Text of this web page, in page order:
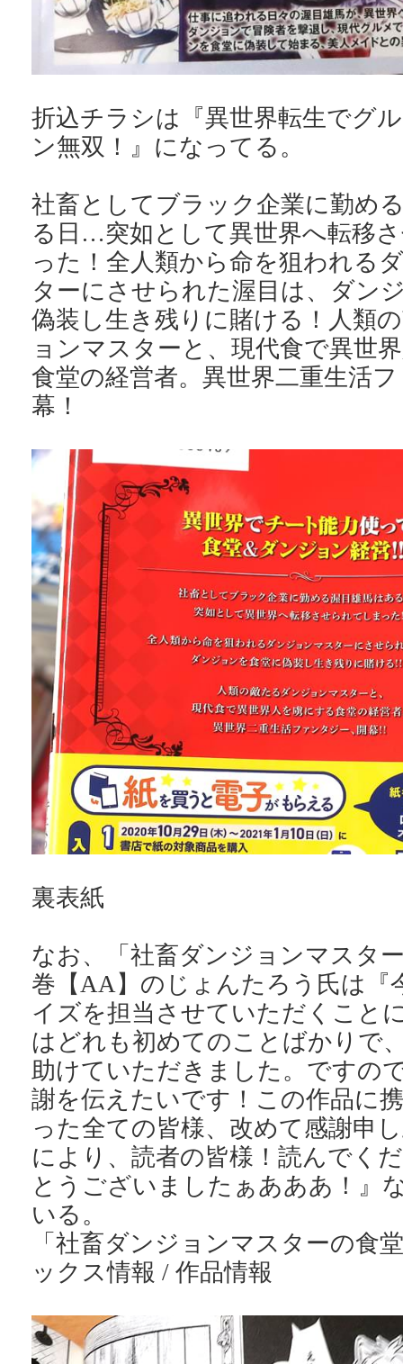
折込チラシは『異世界転生でグ
ン無双！』になってる。
社畜としてブラック企業に勤め
る日…突如として異世界へ転移
った！全人類から命を狙われる
ターにさせられた渥目は、ダン
偽装し生き残りに賭ける！人類
ョンマスターと、現代食で異世
食堂の経営者。異世界二重生活
幕！
裏表紙
なお、「社畜ダンジョンマスタ
巻【AA】のじょんたろう氏は『
イズを担当させていただくこと
はどれも初めてのことばかりで
助けていただきました。ですの
謝を伝えたいです！この作品に
った全ての皆様、改めて感謝申
により、読者の皆様！読んでく
とうございましたぁあああ！』
いる。
「社畜ダンジョンマスターの食
ックス情報 / 作品情報